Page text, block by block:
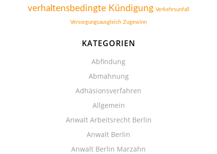
verhaltensbedingte Kündigung Verkehrsunfall
Versorgungsausgleich Zugewinn
KATEGORIEN
Abfindung
Abmahnung
Adhäsionsverfahren
Allgemein
Anwalt Arbeitsrecht Berlin
Anwalt Berlin
Anwalt Berlin Marzahn